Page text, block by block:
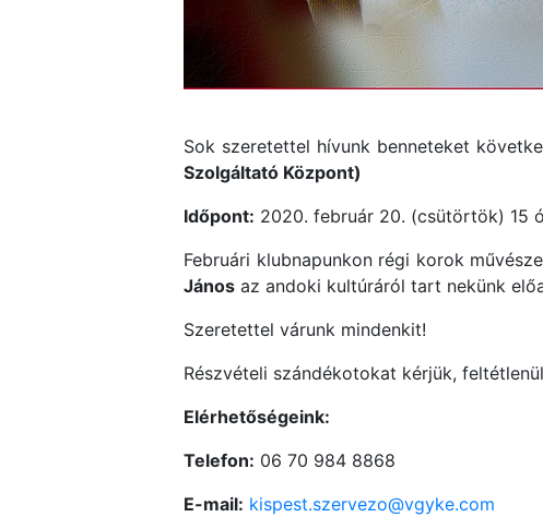
Sok szeretettel hívunk benneteket
Szolgáltató Központ)
Időpont: 2020. február 20. (csütörtök) 15
Februári klubnapunkon régi korok
János az andoki kultúráról tart nekünk
Szeretettel várunk mindenkit!
Részvételi szándékotokat kérjük,
Elérhetőségeink:
Telefon: 06 70 984 8868
E-mail: kispest.szervezo@vgyke.com